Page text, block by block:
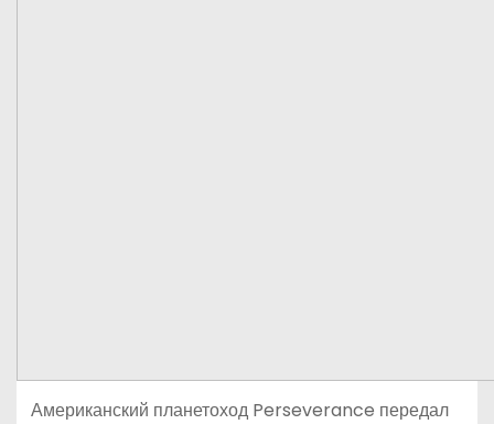
Американский планетоход Perseverance передал